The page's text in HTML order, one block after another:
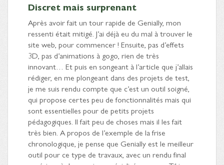
Discret mais surprenant
Après avoir fait un tour rapide de Genially, mon
ressenti était mitigé. J’ai déjà eu du mal à trouver le
site web, pour commencer ! Ensuite, pas d’effets
3D, pas d’animations à gogo, rien de très
innovant… Et puis en songeant à l’article que j’allais
rédiger, en me plongeant dans des projets de test,
je me suis rendu compte que c’est un outil soigné,
qui propose certes peu de fonctionnalités mais qui
sont essentielles pour de petits projets
pédagogiques. Il fait peu de choses mais il les fait
très bien. A propos de l’exemple de la frise
chronologique, je pense que Genially est le meilleur
outil pour ce type de travaux, avec un rendu final